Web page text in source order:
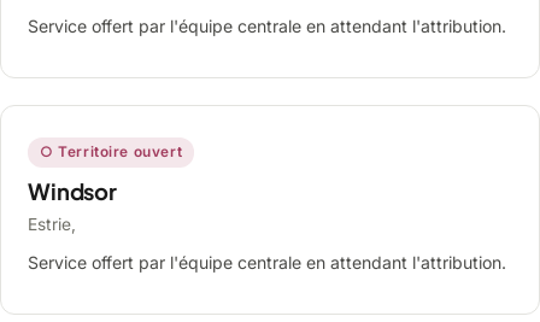
Service offert par l'équipe centrale en attendant l'attribution.
○ Territoire ouvert
Windsor
Estrie,
Service offert par l'équipe centrale en attendant l'attribution.